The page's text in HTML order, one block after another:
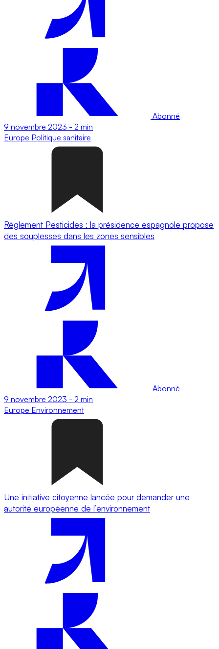
Abonné
9 novembre 2023 - 2 min
Europe Politique sanitaire
Règlement Pesticides : la présidence espagnole propose
des souplesses dans les zones sensibles
Abonné
9 novembre 2023 - 2 min
Europe Environnement
Une initiative citoyenne lancée pour demander une
autorité européenne de l’environnement